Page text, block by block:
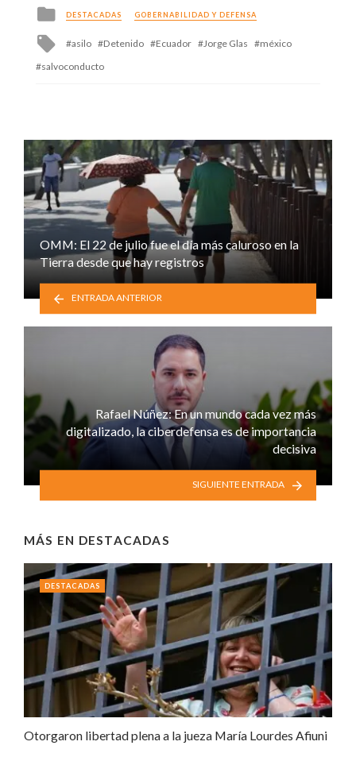
Posted
in
DESTACADAS GOBERNABILIDAD Y DEFENSA
Tagged
asilo Detenido Ecuador Jorge Glas
méxico
salvoconducto
OMM: El 22 de julio fue el día más caluroso en la
Tierra desde que hay registros
ENTRADA ANTERIOR
Rafael Núñez: En un mundo cada vez más
digitalizado, la ciberdefensa es de importancia
decisiva
SIGUIENTE ENTRADA
MÁS EN DESTACADAS
Otorgaron libertad plena a la jueza María Lourdes Afiuni
DESTACADAS